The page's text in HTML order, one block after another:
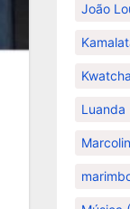
João
Luanda